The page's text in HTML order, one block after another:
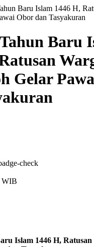
Baru Islam 1446 H,
Obor dan Tasyakuran
Baru
Gelar
WIB
Islam 1446 H,